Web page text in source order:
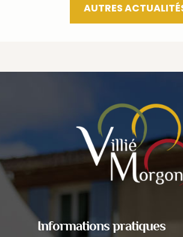
AUTRES
Informations pratiques